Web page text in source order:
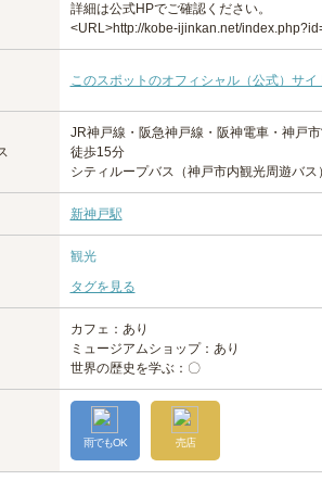
詳細は公式HPでご確認ください。
<URL>http://kobe-ijinkan.net/
このスポットのオフィシャル（公式）サイ
JR神戸線・阪急神戸線・阪神電車・神戸
徒歩15分
シティループバス（神戸市内観光周遊バ
新神戸駅
観光
タグを見る
カフェ：あり
ミュージアムショップ：あり
世界の歴史を学ぶ：〇
雨でもOK 売店